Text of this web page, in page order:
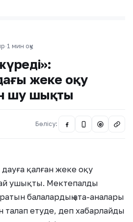
·1 мин оқу
жеке оқу
шу шықты
Бөлісу: @
қалған жеке оқу
ушықты. Мектепалды
балалардың ата-аналары
талап етуде, деп хабарлайды